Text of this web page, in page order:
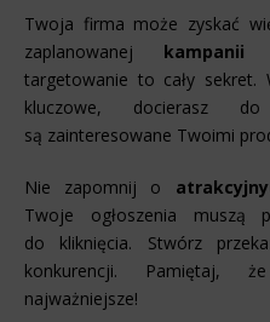
Twoja firma może zyskać
zaplanowanej kampanii
targetowanie to cały sekret.
kluczowe, docierasz
są zainteresowane Twoimi
Nie zapomnij o
Twoje ogłoszenia muszą
do kliknięcia. Stwórz
konkurencji. Pamiętaj,
najważniejsze!